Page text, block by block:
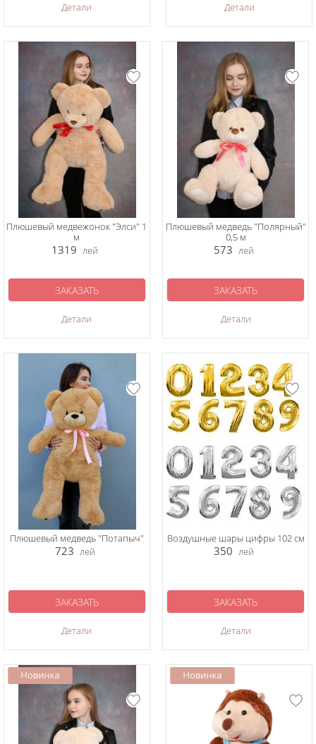
Детали Детали
Плюшевый медвежонок "Элси" 1
м
1319 лей
Детали
ЗАКАЗАТЬ
Плюшевый медведь "Полярный"
0,5 м
573 лей
Детали
ЗАКАЗАТЬ
Плюшевый медведь "Потапыч"
723 лей
Детали
ЗАКАЗАТЬ
Воздушные шары цифры 102 см
350 лей
Детали
ЗАКАЗАТЬ